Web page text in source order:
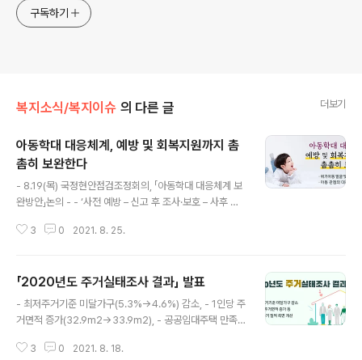
구독하기
복지소식/복지이슈 의 다른 글 더보기
아동학대 대응체계, 예방 및 회복지원까지 촘
촘히 보완한다
- 8.19(목) 국정현안점검조정회의, 「아동학대 대응체계 보
완방안」논의 - - ‘사전 예방 – 신고 후 조사·보호 – 사후 회
계 마련 - ·위기아동 발굴체계 내실화 ·영유아 특화 발굴로
인 강화(∼만6세) ·일시보호 중 전학 지원 ·심리치료 확대
(2,000→4,800명 수준) ·방문형 가족회복 프로그램(’22
~) ·아동수당 신청과 부모교육 연계 ·긍정양육가이드라인
아동쉼터 확충 ·전담공무원, 아동보호전문요원, 학대예방
3 0 2021. 8. 25.
「2020년도 주거실태조사 결과」 발표
- 최저주거기준 미달가구(5.3%→4.6%) 감소, - 1인당 주
거면적 증가(32.9m2→33.9m2), - 공공임대주택 만족
6.1%→16.6% 상승 □ 국토교통부(장관 노형욱)는 국토
3 0 2021. 8. 18.